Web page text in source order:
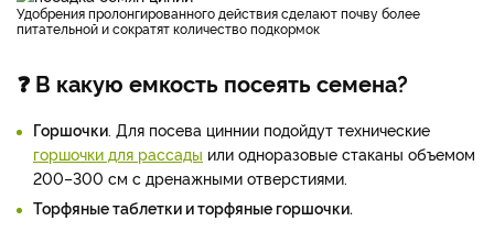
Удобрения пролонгированного действия сделают почву более
питательной и сократят количество подкормок
❓ В какую емкость посеять семена?
Горшочки. Для посева циннии подойдут технические
горшочки для рассады или одноразовые стаканы объемом
200–300 см с дренажными отверстиями.
Торфяные таблетки и торфяные горшочки.